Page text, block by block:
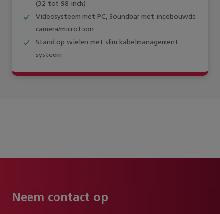
(32 tot 98 inch)
Videosysteem met PC, Soundbar met ingebouwde
camera/microfoon
Stand op wielen met slim kabelmanagement
systeem
Neem contact op